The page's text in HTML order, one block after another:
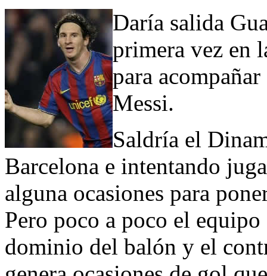
Daría salida
primera vez en
para
Messi.
Saldría el
Barcelona e intentando
alguna ocasiones para
Pero poco a poco el
dominio del balón y el